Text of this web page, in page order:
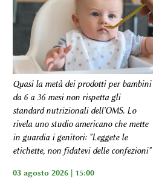
Quasi la metà dei prodotti per bambini
da 6 a 36 mesi non rispetta gli
standard nutrizionali dell'OMS. Lo
rivela uno studio americano che mette
in guardia i genitori: "Leggete le
etichette, non fidatevi delle confezioni"
03 agosto 2026 | 15:00